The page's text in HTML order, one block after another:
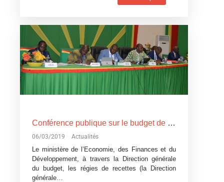
Conférence publique sur le budget de l’Etat, exercice 2019: Devoir de transparence vis-à-vis des citoyens burkinabè
06/03/2019 Actualités
Le ministère de l’Economie, des Finances et du
Développement, à travers la Direction générale
du budget, les régies de recettes (la Direction
générale…